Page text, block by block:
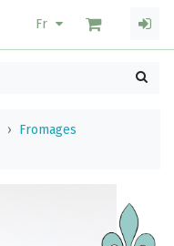
Fr
Fromages